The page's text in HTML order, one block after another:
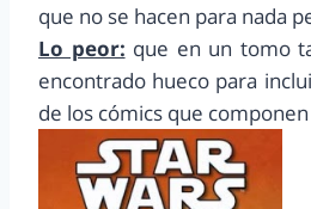
que no se hacen para nada
Lo peor: que en un tomo
encontrado hueco para
de los cómics que